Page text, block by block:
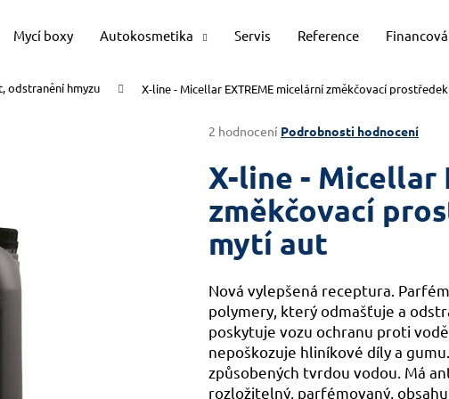
Mycí boxy Autokosmetika Servis Reference
odstranění hmyzu X-line - Micellar EXTREME micelární změkčovací
Průměrné
produktu
je
z
hvězdiček.
2 hodnocení Podrobnosti hodnocení
X-line - Micellar
změkčovací
mytí aut
Nová vylepšená receptura.
polymery, který odmašťuje a
poskytuje vozu ochranu proti
nepoškozuje hliníkové díly a
způsobených tvrdou vodou. Má
rozložitelný, parfémovaný,
Co potřebujete najít?
HLEDAT